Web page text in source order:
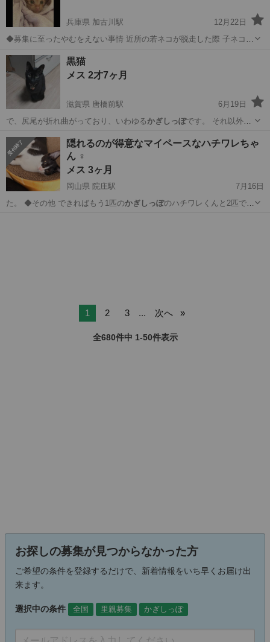
兵庫県 加古川駅
12月22日
◆募集に至ったやむをえない事情 近所の若ネコが脱走した際 子ネコが
たオスネコ2匹が マンションの1Fのコーナーにすてられていました。
家が一階コ...
兵庫 加古川市
黒猫
メス 2才7ヶ月
滋賀県 唐橋前駅
6月19日
で、尻尾が折れ曲がっており、いわゆるかぎしっぽです。 それ以外は
滋賀 大津市 唐橋前駅 猫 ケージ
隠れるのが得意なマイペースなハチワレちゃ
ん︎︎ ♀
メス 3ヶ月
岡山県 院庄駅
7月16日
た。 ◆その他 できればもう1匹のかぎしっぽのハチワレくんと2匹で新
1 2 3 ... 次へ
全680件中 1-50件表示
お探しの募集が見つからなかった方
ご希望の条件を登録するだけで、新着情報をいち早くお届け出
来ます。
選択中の条件 全国 里親募集 かぎしっぽ